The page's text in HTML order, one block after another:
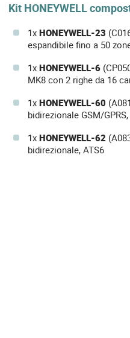
Kit HONEYWELL
1x HONEYWELL-23
espandibile fino a 50
1x HONEYWELL-6
MK8 con 2 righe da 16
1x HONEYWELL-60
bidirezionale GSM/
1x HONEYWELL-62
bidirezionale, ATS6